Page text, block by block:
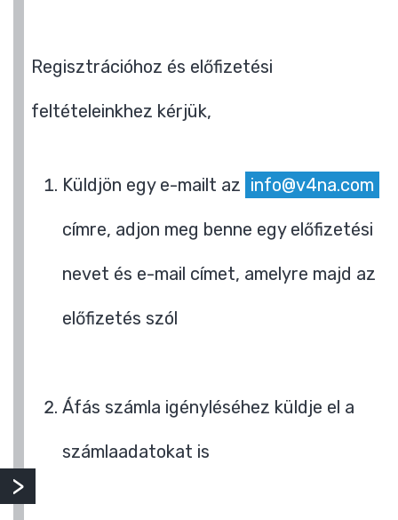
Regisztrációhoz és előfizetési
feltételeinkhez kérjük,
Küldjön egy e-mailt az info@v4na.com
címre, adjon meg benne egy előfizetési
nevet és e-mail címet, amelyre majd az
előfizetés szól
Áfás számla igényléséhez küldje el a
számlaadatokat is